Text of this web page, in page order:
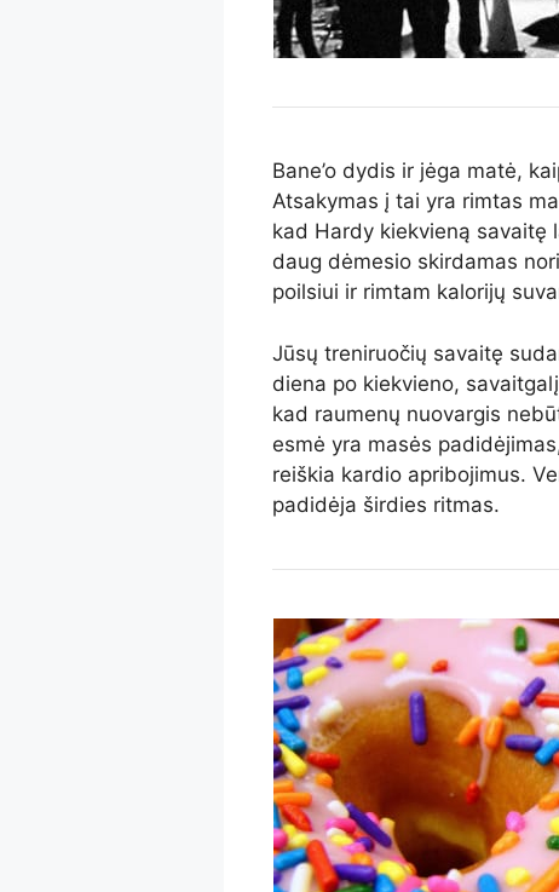
Bane’o dydis ir jėga matė,
Atsakymas į tai yra rimtas
kad Hardy kiekvieną savaitę
daug dėmesio skirdamas
poilsiui ir rimtam kalorijų
Jūsų treniruočių savaitę
diena po kiekvieno,
kad raumenų nuovargis
esmė yra masės
reiškia kardio apribojimus.
padidėja širdies ritmas.